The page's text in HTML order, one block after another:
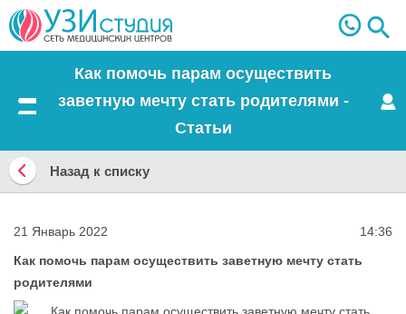
Как помочь парам осуществить
заветную мечту стать родителями -
Статьи
Назад
к
списку
Назад к списку
21 Январь 2022
14:36
Как помочь парам осуществить заветную мечту стать
родителями